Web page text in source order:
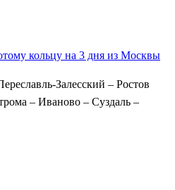
кольцу на 3 дня из Москвы
Залесский – Ростов
– Иваново – Суздаль –